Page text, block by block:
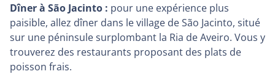
Dîner à São Jacinto : pour une expérience plus
paisible, allez dîner dans le village de São Jacinto, situé
sur une péninsule surplombant la Ria de Aveiro. Vous y
trouverez des restaurants proposant des plats de
poisson frais.